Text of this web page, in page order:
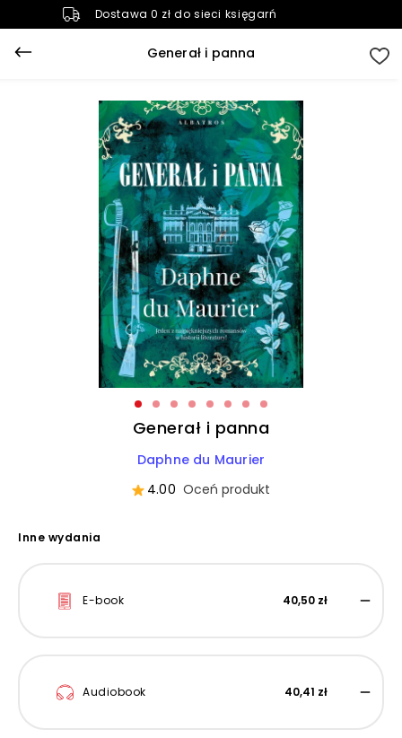
Dostawa 0 zł do sieci księgarń
Generał i panna
Generał i panna
Daphne du Maurier
4.00 Oceń produkt
Inne wydania
E-book 40,50 zł
Audiobook 40,41 zł